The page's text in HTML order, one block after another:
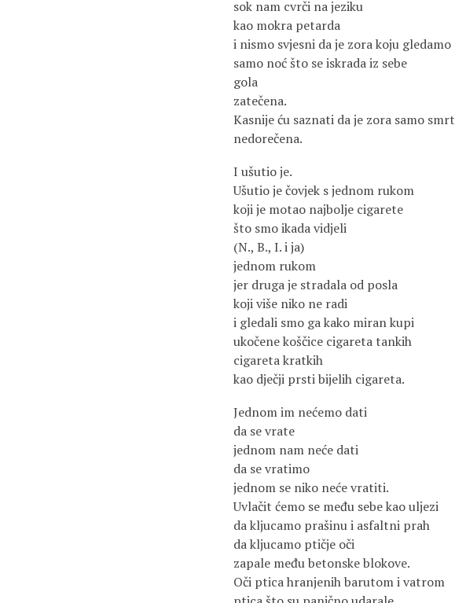
sok nam cvrči na jeziku
kao mokra petarda
i nismo svjesni da je zora koju gledamo
samo noć što se iskrada iz sebe
gola
zatečena.
Kasnije ću saznati da je zora samo smrt
nedorečena.
I ušutio je.
Ušutio je čovjek s jednom rukom
koji je motao najbolje cigarete
što smo ikada vidjeli
(N., B., I. i ja)
jednom rukom
jer druga je stradala od posla
koji više niko ne radi
i gledali smo ga kako miran kupi
ukočene koščice cigareta tankih
cigareta kratkih
kao dječji prsti bijelih cigareta.
Jednom im nećemo dati
da se vrate
jednom nam neće dati
da se vratimo
jednom se niko neće vratiti.
Uvlačit ćemo se među sebe kao uljezi
da kljucamo prašinu i asfaltni prah
da kljucamo ptičje oči
zapale među betonske blokove.
Oči ptica hranjenih barutom i vatrom